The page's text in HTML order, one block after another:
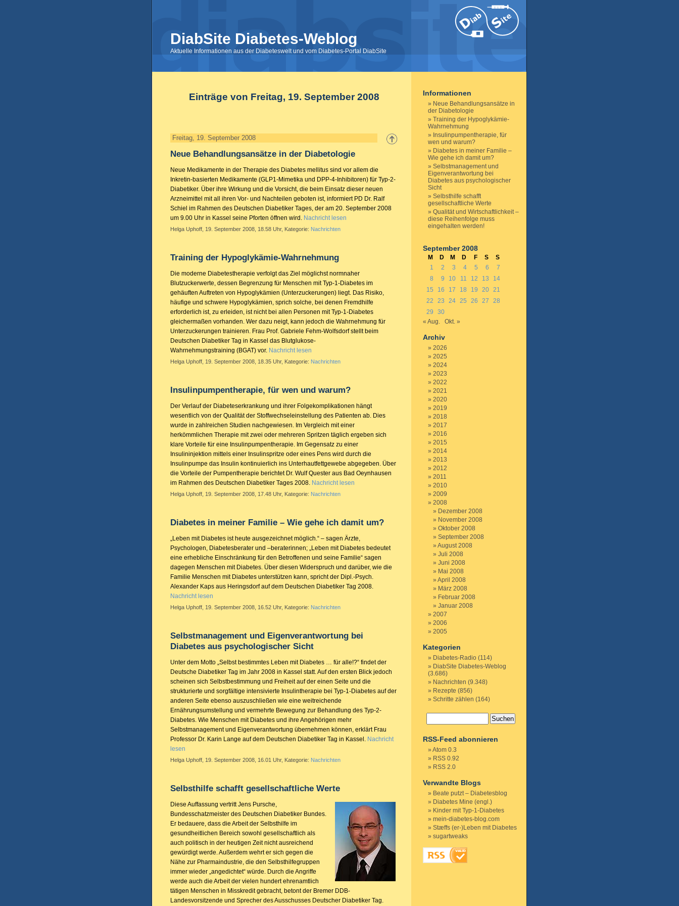
DiabSite Diabetes-Weblog
Aktuelle Informationen aus der Diabeteswelt und vom Diabetes-Portal DiabSite
Einträge von Freitag, 19. September 2008
Freitag, 19. September 2008
Neue Behandlungsansätze in der Diabetologie
Neue Medikamente in der Therapie des Diabetes mellitus sind vor allem die
Inkretin-basierten Medikamente (GLP1-Mimetika und DPP-4-Inhibitoren) für Typ-2-
Diabetiker. Über ihre Wirkung und die Vorsicht, die beim Einsatz dieser neuen
Arzneimittel mit all ihren Vor- und Nachteilen geboten ist, informiert PD Dr. Ralf
Schiel im Rahmen des Deutschen Diabetiker Tages, der am 20. September 2008
um 9.00 Uhr in Kassel seine Pforten öffnen wird. Nachricht lesen
Helga Uphoff, 19. September 2008, 18.58 Uhr, Kategorie: Nachrichten
Training der Hypoglykämie-Wahrnehmung
Die moderne Diabetestherapie verfolgt das Ziel möglichst normnaher
Blutzuckerwerte, dessen Begrenzung für Menschen mit Typ-1-Diabetes im
gehäuften Auftreten von Hypoglykämien (Unterzuckerungen) liegt. Das Risiko,
häufige und schwere Hypoglykämien, sprich solche, bei denen Fremdhilfe
erforderlich ist, zu erleiden, ist nicht bei allen Personen mit Typ-1-Diabetes
gleichermaßen vorhanden. Wer dazu neigt, kann jedoch die Wahrnehmung für
Unterzuckerungen trainieren. Frau Prof. Gabriele Fehm-Wolfsdorf stellt beim
Deutschen Diabetiker Tag in Kassel das Blutglukose-
Wahrnehmungstraining (BGAT) vor. Nachricht lesen
Helga Uphoff, 19. September 2008, 18.35 Uhr, Kategorie: Nachrichten
Insulinpumpentherapie, für wen und warum?
Der Verlauf der Diabeteserkrankung und ihrer Folgekomplikationen hängt
wesentlich von der Qualität der Stoffwechseleinstellung des Patienten ab. Dies
wurde in zahlreichen Studien nachgewiesen. Im Vergleich mit einer
herkömmlichen Therapie mit zwei oder mehreren Spritzen täglich ergeben sich
klare Vorteile für eine Insulinpumpentherapie. Im Gegensatz zu einer
Insulininjektion mittels einer Insulinspritze oder eines Pens wird durch die
Insulinpumpe das Insulin kontinuierlich ins Unterhautfettgewebe abgegeben. Über
die Vorteile der Pumpentherapie berichtet Dr. Wulf Quester aus Bad Oeynhausen
im Rahmen des Deutschen Diabetiker Tages 2008. Nachricht lesen
Helga Uphoff, 19. September 2008, 17.48 Uhr, Kategorie: Nachrichten
Diabetes in meiner Familie – Wie gehe ich damit um?
„Leben mit Diabetes ist heute ausgezeichnet möglich.“ – sagen Ärzte,
Psychologen, Diabetesberater und –beraterinnen; „Leben mit Diabetes bedeutet
eine erhebliche Einschränkung für den Betroffenen und seine Familie“ sagen
dagegen Menschen mit Diabetes. Über diesen Widerspruch und darüber, wie die
Familie Menschen mit Diabetes unterstützen kann, spricht der Dipl.-Psych.
Alexander Kaps aus Heringsdorf auf dem Deutschen Diabetiker Tag 2008.
Nachricht lesen
Helga Uphoff, 19. September 2008, 16.52 Uhr, Kategorie: Nachrichten
Selbstmanagement und Eigenverantwortung bei
Diabetes aus psychologischer Sicht
Unter dem Motto „Selbst bestimmtes Leben mit Diabetes … für alle!?“ findet der
Deutsche Diabetiker Tag im Jahr 2008 in Kassel statt. Auf den ersten Blick jedoch
scheinen sich Selbstbestimmung und Freiheit auf der einen Seite und die
strukturierte und sorgfältige intensivierte Insulintherapie bei Typ-1-Diabetes auf der
anderen Seite ebenso auszuschließen wie eine weitreichende
Ernährungsumstellung und vermehrte Bewegung zur Behandlung des Typ-2-
Diabetes. Wie Menschen mit Diabetes und ihre Angehörigen mehr
Selbstmanagement und Eigenverantwortung übernehmen können, erklärt Frau
Professor Dr. Karin Lange auf dem Deutschen Diabetiker Tag in Kassel. Nachricht
lesen
Helga Uphoff, 19. September 2008, 16.01 Uhr, Kategorie: Nachrichten
Selbsthilfe schafft gesellschaftliche Werte
Diese Auffassung vertritt Jens Pursche,
Bundesschatzmeister des Deutschen Diabetiker Bundes.
Er bedauere, dass die Arbeit der Selbsthilfe im
gesundheitlichen Bereich sowohl gesellschaftlich als
auch politisch in der heutigen Zeit nicht ausreichend
gewürdigt werde. Außerdem wehrt er sich gegen die
Nähe zur Pharmaindustrie, die den Selbsthilfegruppen
immer wieder „angedichtet“ würde. Durch die Angriffe
werde auch die Arbeit der vielen hundert ehrenamtlich
tätigen Menschen in Misskredit gebracht, betont der Bremer DDB-
Landesvorsitzende und Sprecher des Ausschusses Deutscher Diabetiker Tag.
Informationen
Neue Behandlungsansätze in
der Diabetologie
Training der Hypoglykämie-
Wahrnehmung
Insulinpumpentherapie, für
wen und warum?
Diabetes in meiner Familie –
Wie gehe ich damit um?
Selbstmanagement und
Eigenverantwortung bei
Diabetes aus psychologischer
Sicht
Selbsthilfe schafft
gesellschaftliche Werte
Qualität und Wirtschaftlichkeit –
diese Reihenfolge muss
eingehalten werden!
September 2008
M D M D F S
S
1
2 3 4 5 6
7
8
9 10 11 12 13
14
15
16 17 18 19 20 21
22
23 24 25 26 27
28
29
30
« Aug.
Okt. »
Archiv
2026
2025
2024
2023
2022
2021
2020
2019
2018
2017
2016
2015
2014
2013
2012
2011
2010
2009
2008
Dezember 2008
November 2008
Oktober 2008
September 2008
August 2008
Juli 2008
Juni 2008
Mai 2008
April 2008
März 2008
Februar 2008
Januar 2008
2007
2006
2005
Kategorien
Diabetes-Radio (114)
DiabSite Diabetes-Weblog
(3.686)
Nachrichten (9.348)
Rezepte (856)
Schritte zählen (164)
RSS-Feed abonnieren
Atom 0.3
RSS 0.92
RSS 2.0
Verwandte Blogs
Beate putzt – Diabetesblog
Diabetes Mine (engl.)
Kinder mit Typ-1-Diabetes
mein-diabetes-blog.com
Stæffs (er-)Leben mit Diabetes
sugartweaks